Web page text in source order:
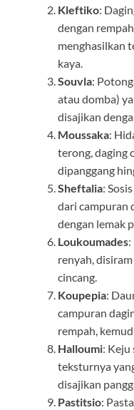
Kleftiko:
dengan
menghasilkan
kaya.
Souvla:
atau domba)
disajikan
Moussaka:
terong, daging
dipanggang
Sheftalia:
dari campuran
dengan lemak
Loukoumades
renyah,
cincang.
Koupepia:
campuran
rempah,
Halloumi: Keju
teksturnya
disajikan
Pastitsio: